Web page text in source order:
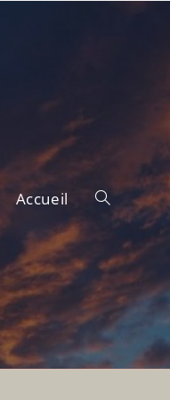
Accueil
Toggle
website
search